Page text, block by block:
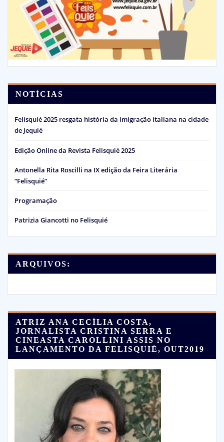
NOTÍCIAS
Felisquié 2025 resgata história da imigração italiana na cidade
de Jequié
Edição Online da Revista Felisquié 2025
Antonella Rita Roscilli na IX edição da Feira Literária
“Felisquié”
Programação
Patrizia Giancotti no Felisquié
ARQUIVOS:
ATRIZ ANA CECÍLIA COSTA,
JORNALISTA CRISTINA SERRA E
CINEASTA CAROLLINI ASSIS NO
LANÇAMENTO DA FELISQUIÉ, OUT2019